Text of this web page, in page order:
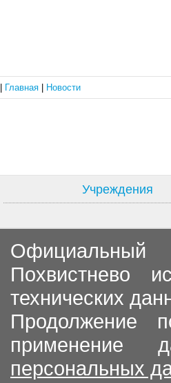
Главная Новости
Учреждения
Официальный
Похвистнево
технических
Продолжение
применение
персональных